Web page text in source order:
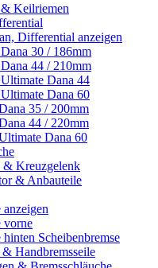
Keilriemen
Differential anzeigen
30 / 186mm
44 / 210mm
Dana 44
Dana 60
35 / 200mm
44 / 220mm
Dana 60
& Kreuzgelenk
& Anbauteile
vorne
Scheibenbremse
Handbremsseile